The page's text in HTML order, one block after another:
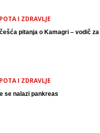
I ZDRAVLJE
pitanja o Kamagri – vodič
I ZDRAVLJE
se nalazi pankreas